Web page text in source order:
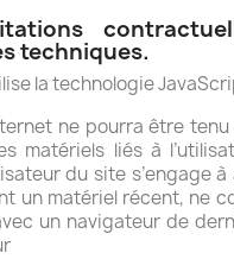
techniques.
la technologie
ne pourra être
matériels liés à
du site s’engage
un matériel récent, ne
un navigateur de